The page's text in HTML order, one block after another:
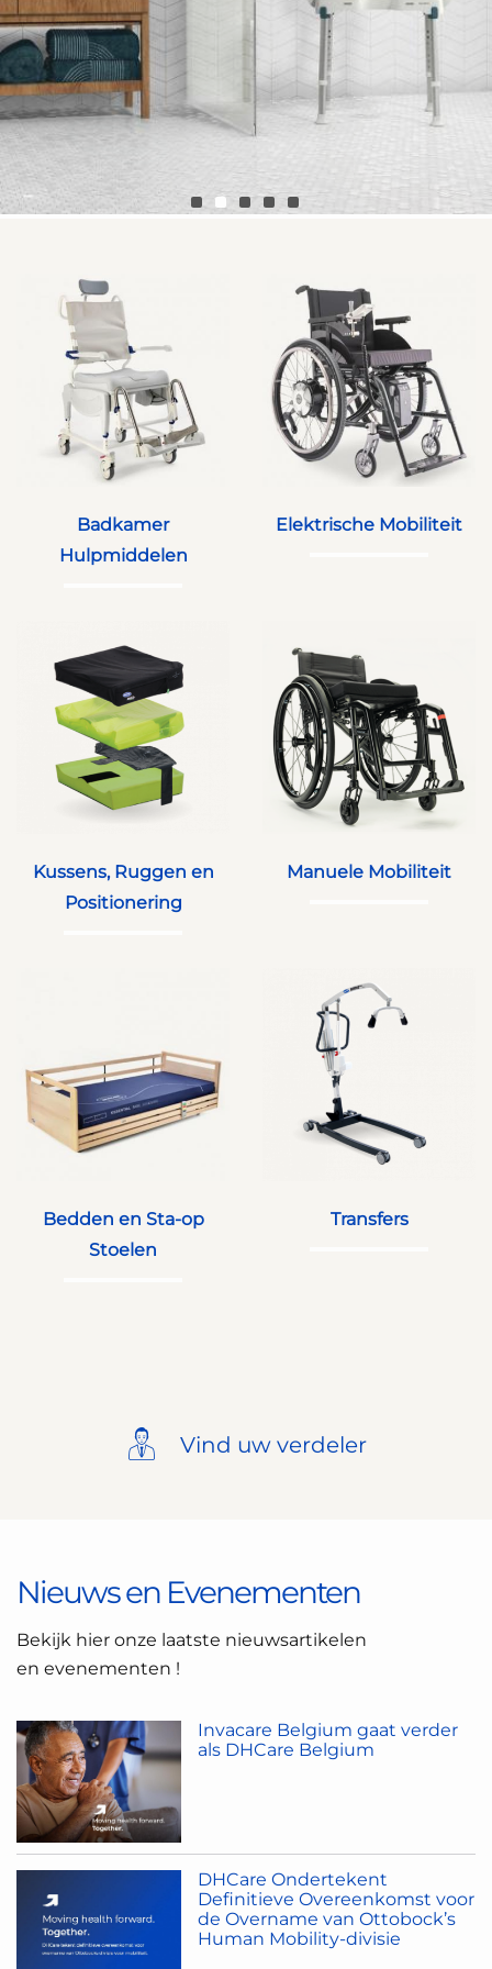
Badkamer
Hulpmiddelen
Elektrische Mobiliteit
Kussens, Ruggen en
Positionering
Manuele Mobiliteit
Bedden en Sta-op
Stoelen
Transfers
Vind uw verdeler
Nieuws en Evenementen
Bekijk hier onze laatste nieuwsartikelen
en evenementen !
Invacare Belgium gaat verder
als DHCare Belgium
DHCare Ondertekent
Definitieve Overeenkomst voor
de Overname van Ottobock’s
Human Mobility-divisie